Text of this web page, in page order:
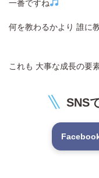
一番ですね
何を教わるかより 誰に
これも 大事な成長の要
SNS